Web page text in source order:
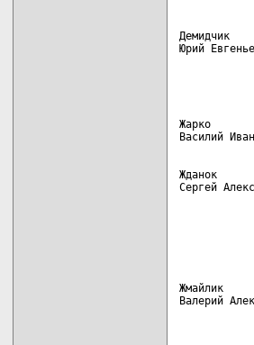
Демидчик
Юрий
Жарко
Жданок
Сергей
Жмайлик
Валерий